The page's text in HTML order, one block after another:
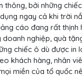
thông, bởi những
ngay cả khi trời
cáo đang rất thịnh
doanh nghiệp, quà
chiếc ô dù được in
khách hàng, nhân
miền của tổ quốc